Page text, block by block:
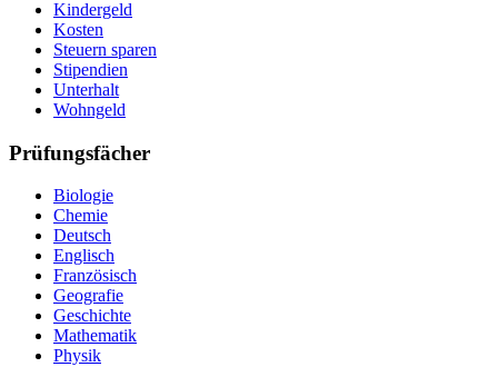
Kindergeld
Kosten
Steuern sparen
Stipendien
Unterhalt
Wohngeld
Prüfungsfächer
Biologie
Chemie
Deutsch
Englisch
Französisch
Geografie
Geschichte
Mathematik
Physik